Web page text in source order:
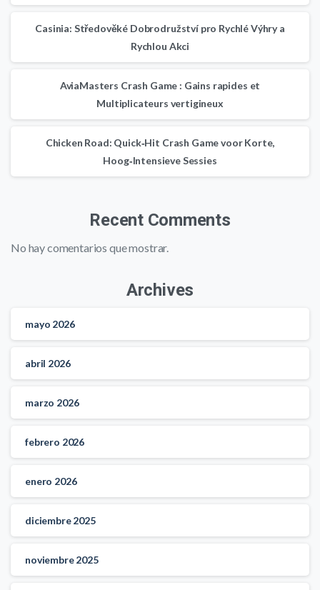
Casinia: Středověké Dobrodružství pro Rychlé Výhry a
Rychlou Akci
AviaMasters Crash Game : Gains rapides et
Multiplicateurs vertigineux
Chicken Road: Quick‑Hit Crash Game voor Korte,
Hoog‑Intensieve Sessies
Recent Comments
No hay comentarios que mostrar.
Archives
mayo 2026
abril 2026
marzo 2026
febrero 2026
enero 2026
diciembre 2025
noviembre 2025